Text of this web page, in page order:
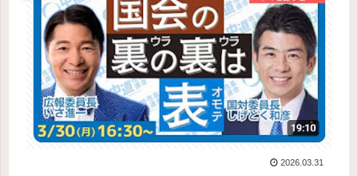
2026.03.31